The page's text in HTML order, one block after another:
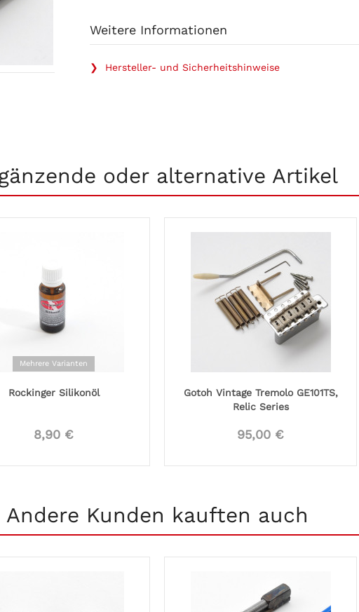
Weitere Informationen
❯ Hersteller- und Sicherheitshinweise
oder alternative Artikel
Mehrere Varianten
Rockinger Silikonöl
8,90 €
Gotoh Vintage Tremolo GE101TS,
Relic Series
95,00 €
Andere Kunden kauften auch